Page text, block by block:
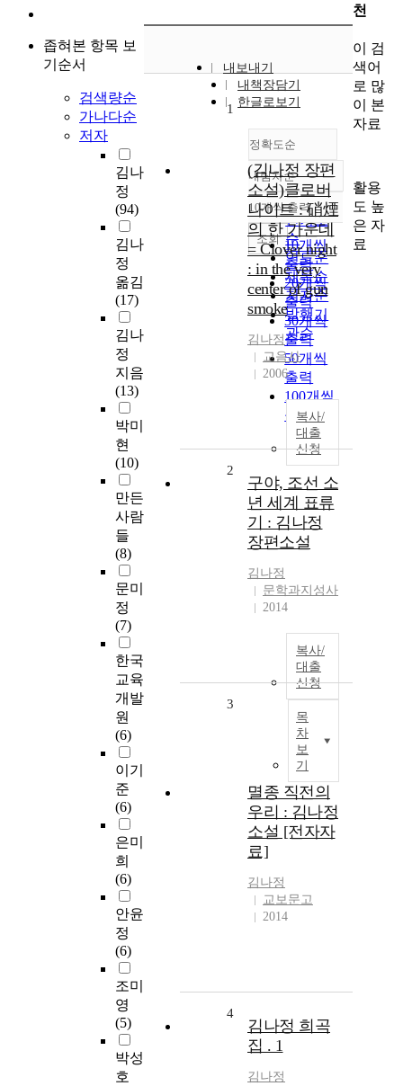
좁혀본 항목 보
기순서
검색량순
가나다순
저자
김나
정
(94)
김나
정
옮김
(17)
김나
정
지음
(13)
박미
현
(10)
만든
사람
들
(8)
문미
정
(7)
한국
교육
개발
원
(6)
이기
준
(6)
은미
희
(6)
안윤
정
(6)
조미
영
(5)
박성
호
내보내기
내책장담기
한글로보기
정확도순
정확도
순
인기도
순
연도순
제목순
저자순
발행기
관순
내림차순
내림차순
10개씩 출력
10개씩
출력
20개씩
출력
30개씩
출력
50개씩
출력
100개씩
출력
조회
1
(김나정 장편
소설)클로버
나이트 : 硝煙
의 한 가운데
= Clover night
: in the very
center of gun
smoke
김나정
교음사
2006
복사/
대출
신청
2
구야, 조선 소
년 세계 표류
기 : 김나정
장편소설
김나정
문학과지성사
2014
복사/
대출
신청
목
차
보
기
3
멸종 직전의
우리 : 김나정
소설 [전자자
료]
김나정
교보문고
2014
4
김나정 희곡
집 . 1
김나정
천
이 검
색어
로 많
이 본
자료
활용
도 높
은 자
료